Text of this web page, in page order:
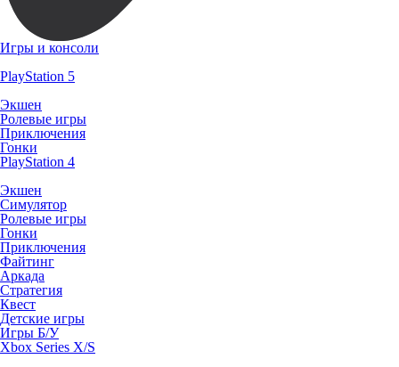
Игры и консоли
PlayStation 5
Экшен
Ролевые игры
Приключения
Гонки
PlayStation 4
Экшен
Симулятор
Ролевые игры
Гонки
Приключения
Файтинг
Аркада
Стратегия
Квест
Детские игры
Игры Б/У
Xbox Series X/S